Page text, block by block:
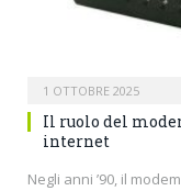
1 OTTOBRE 2025
Il ruolo del
internet
Negli anni ’90, il